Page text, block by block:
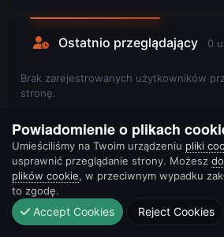
Ostatnio przeglądający 0
Brak zarejestrowanych użytkowników
stronę.
Powiadomienie o plikach
Umieściliśmy na Twoim urządzeniu pliki
usprawnić przeglądanie strony. Możesz
plików cookie, w przeciwnym wypadku
to zgodę.
Accept Cookies Reject Cookies